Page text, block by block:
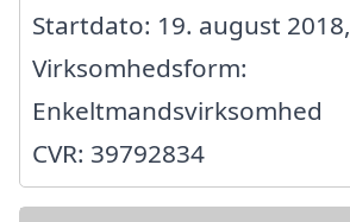
Startdato: 19. august 2018,
Virksomhedsform:
Enkeltmandsvirksomhed
CVR: 39792834